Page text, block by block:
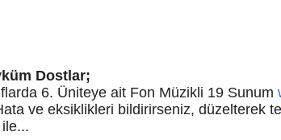
Dostlar;
6. Üniteye ait Fon Müzikli 19 Sunum
ve eksiklikleri bildirirseniz, düzelterek